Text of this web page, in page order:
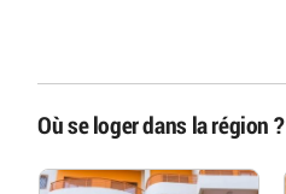
Où se loger dans la région ?